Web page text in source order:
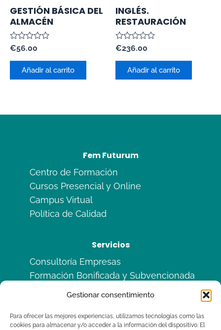
Gestionar consentimiento
Para ofrecer las mejores experiencias, utilizamos tecnologías como las
cookies para almacenar y/o acceder a la información del dispositivo. El
GESTIÓN BÁSICA DEL
ALMACÉN
Valorado
con
0
€56.00
Añadir al carrito
INGLÉS.
RESTAURACIÓN
Valorado
0
€236.00
Añadir al carrito
Fem Futurum
Centro de Formación
Cursos Presencial y Online
Campus Virtual
Política de Calidad
Servicios
Consultoría Empresas
Formación Bonificada y Subvencionada